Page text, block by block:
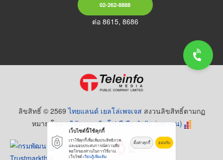
02-262-8888
ต่อ 8615, 8686
ลิขสิทธิ์ © 2569ไทยแลนด์ เยลโล่เพจเจส สงวนลิขสิทธิ์ตามกฏ
หมาย โดยบริษัท เทเลอินโฟ มีเดีย จำกัด (มหาชน)
เว็บไซต์นี้ใช้คุกกี้
เราใช้คุกกี้เพื่อเพิ่มประสิทธิภาพ
และมอบประสบการณ์ความพึง
พอใจของท่านในการใช้งาน
เว็บไซต์เรียนรู้เพิ่มเติม
ตั้งค่าคุกกี้ ยอมรับ